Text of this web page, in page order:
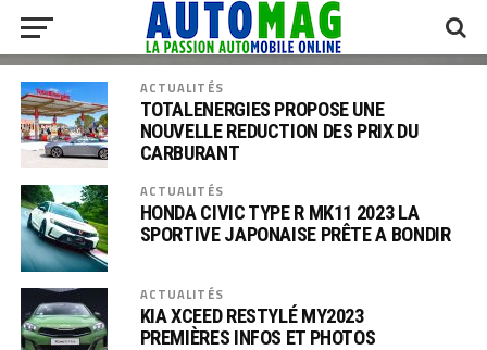
ACTUALITÉS
TOTALENERGIES PROPOSE UNE
NOUVELLE REDUCTION DES PRIX DU
CARBURANT
ACTUALITÉS
HONDA CIVIC TYPE R MK11 2023 LA
SPORTIVE JAPONAISE PRÊTE A BONDIR
ACTUALITÉS
KIA XCEED RESTYLÉ MY2023
PREMIÈRES INFOS ET PHOTOS